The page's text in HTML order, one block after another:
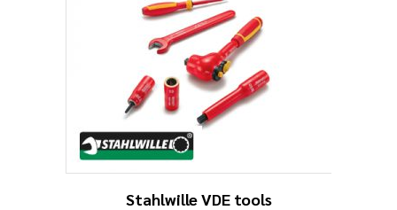
Stahlwille VDE tools